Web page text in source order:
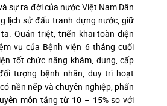
sự ra đời của nước Việt Nam Dân
lịch sử đấu tranh dựng nước, giữ
Quán triệt, triển khai toàn diện
vụ của Bệnh viện 6 tháng cuối
tốt chức năng khám, dung, cấp
tượng bệnh nhân, duy trì hoạt
nền nếp và chuyên nghiệp, phấn
môn tăng từ 10 – 15% so với